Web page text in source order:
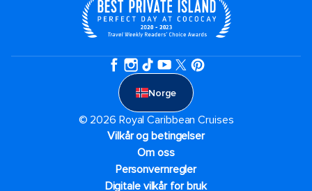
Norge
© 2026 Royal Caribbean Cruises
Vilkår og betingelser
Om oss
Personvernregler
Digitale vilkår for bruk